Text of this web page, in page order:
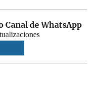
Canal de WhatsApp